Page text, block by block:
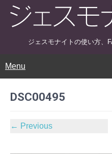
ジェスモナイトの使い方、
Menu
DSC00495
← Previous